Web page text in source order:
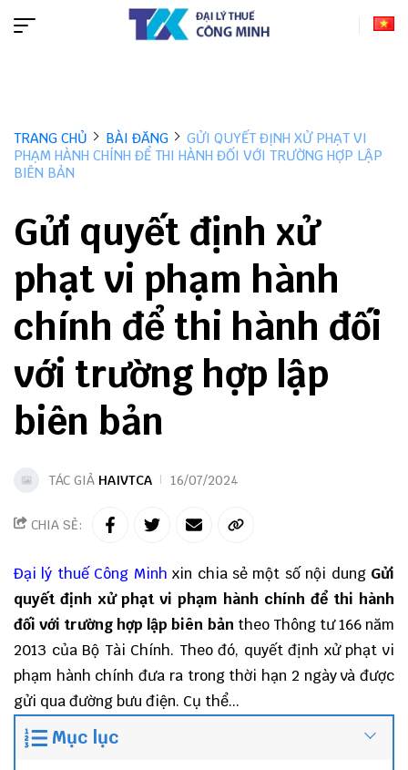
TRANG CHỦ BÀI ĐĂNG
GỬI QUYẾT ĐỊNH XỬ PHẠT VI
PHẠM HÀNH CHÍNH ĐỂ THI HÀNH ĐỐI VỚI TRƯỜNG HỢP LẬP
BIÊN BẢN
Gửi quyết định xử
phạt vi phạm hành
chính để thi hành đối
với trường hợp lập
biên bản
TÁC GIẢ HAIVTCA 16/07/2024
CHIA SẺ:
Đại lý thuế Công Minh xin chia sẻ một số nội dung Gửi
quyết định xử phạt vi phạm hành chính để thi hành
đối với trường hợp lập biên bản theo Thông tư 166 năm
2013 của Bộ Tài Chính. Theo đó, quyết định xử phạt vi
phạm hành chính đưa ra trong thời hạn 2 ngày và được
gửi qua đường bưu điện. Cụ thể...
Mục lục